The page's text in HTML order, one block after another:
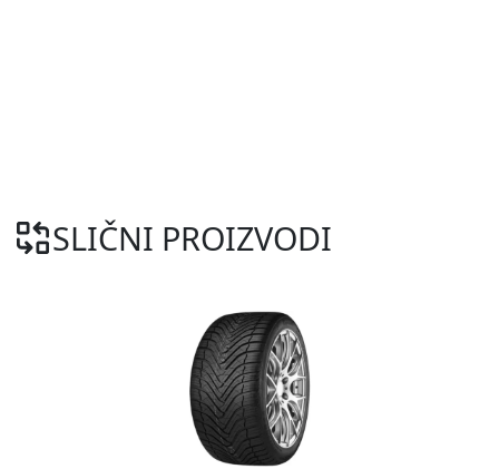
SLIČNI PROIZVODI